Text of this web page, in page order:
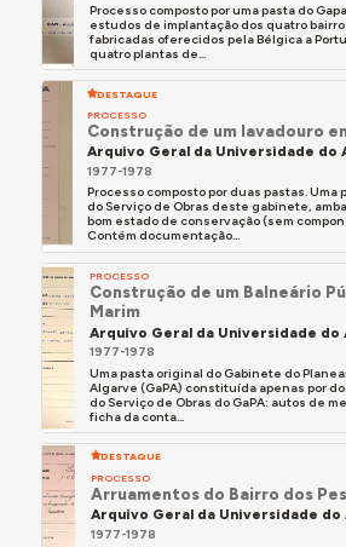
Processo composto por uma pasta do
estudos de implantação dos quatro
fabricadas oferecidos pela Bélgica a
quatro plantas de...
DESTAQUE
PROCESSO
Construção de um lavadouro
Arquivo Geral da Universidade do
1977-1978
Processo composto por duas pastas. Uma
do Serviço de Obras deste gabinete,
bom estado de conservação (sem
Contém documentação...
PROCESSO
Construção de um Balneário
Marim
Arquivo Geral da Universidade do
1977-1978
Uma pasta original do Gabinete do
Algarve (GaPA) constituída apenas por
do Serviço de Obras do GaPA: autos de
ficha da conta...
DESTAQUE
PROCESSO
Arruamentos do Bairro dos
Arquivo Geral da Universidade do
1977-1978